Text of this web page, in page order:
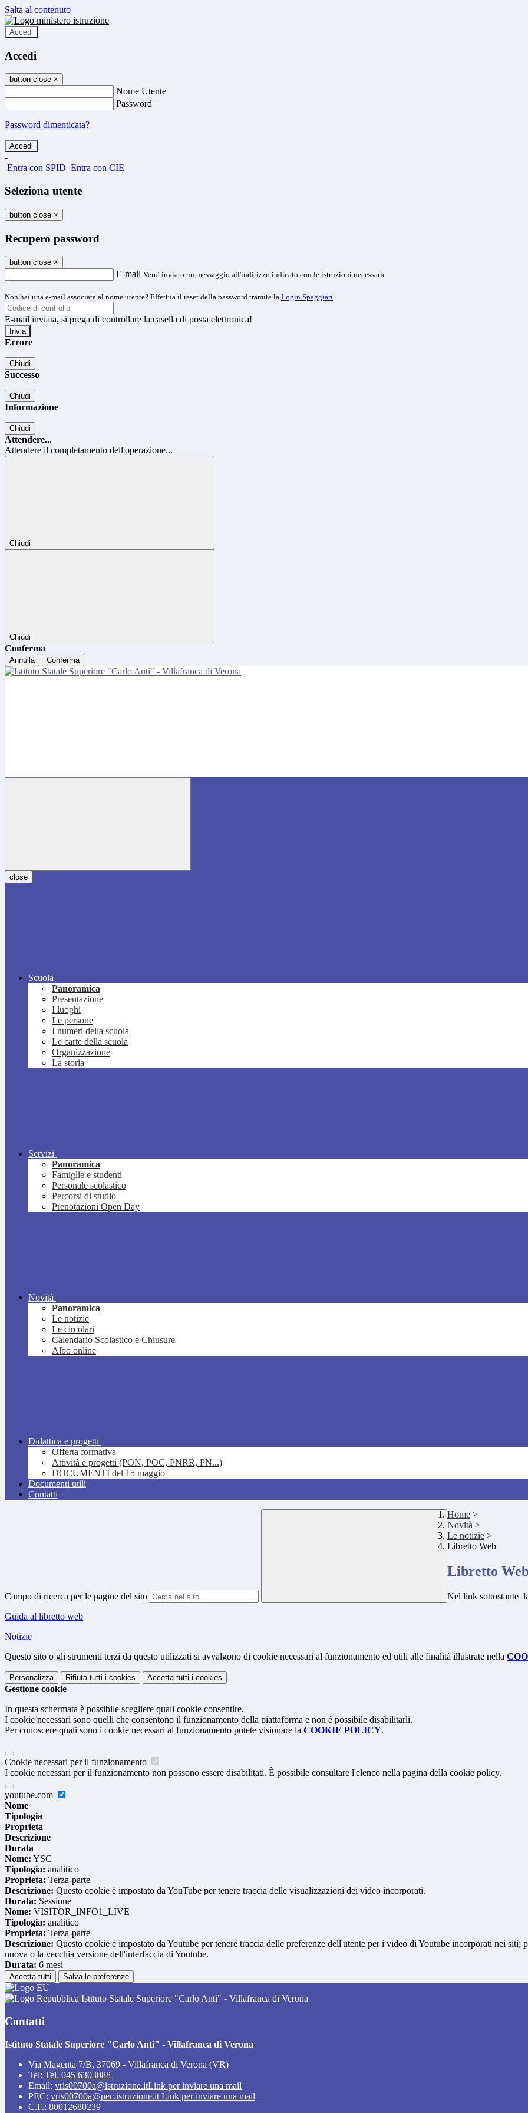
Salta al contenuto
Accedi
Accedi
button close ×
Nome Utente
Password
Password dimenticata?
-
Entra con SPID Entra con CIE
Seleziona utente
button close ×
Recupero password
button close ×
E-mail Verrà inviato un messaggio all'indirizzo indicato con le istruzioni necessarie.
Non hai una e-mail associata al nome utente? Effettua il reset della password tramite la Login Spaggiari
E-mail inviata, si prega di controllare la casella di posta elettronica!
Errore
Chiudi
Successo
Chiudi
Informazione
Chiudi
Attendere...
Attendere il completamento dell'operazione...
Chiudi
Chiudi
Conferma
Annulla Conferma
close
Scuola
Panoramica
Presentazione
I luoghi
Le persone
I numeri della scuola
Le carte della scuola
Organizzazione
La storia
Servizi
Panoramica
Famiglie e studenti
Personale scolastico
Percorsi di studio
Prenotazioni Open Day
Novità
Panoramica
Le notizie
Le circolari
Calendario Scolastico e Chiusure
Albo online
Didattica e progetti
Offerta formativa
Attività e progetti (PON, POC, PNRR, PN...)
DOCUMENTI del 15 maggio
Documenti utili
Contatti
Campo di ricerca per le pagine del sito
Home >
Novità >
Le notizie >
Libretto Web
Libretto
Nel link sottostante
Guida al libretto web
Notizie
Questo sito o gli strumenti terzi da questo utilizzati si avvalgono di cookie necessari al funzionamento ed utili alle finalità illustrate nella
Personalizza Rifiuta tutti i cookies Accetta tutti i cookies
Gestione cookie
In questa schermata è possibile scegliere quali cookie consentire.
I cookie necessari sono quelli che consentono il funzionamento della piattaforma e non è possibile disabilitarli.
Per conoscere quali sono i cookie necessari al funzionamento potete visionare la COOKIE POLICY.
Cookie necessari per il funzionamento
I cookie necessari per il funzionamento non possono essere disabilitati. È possibile consultare l'elenco nella pagina della cookie policy.
youtube.com
Nome
Tipologia
Proprieta
Descrizione
Durata
Nome: YSC
Tipologia: analitico
Proprieta: Terza-parte
Descrizione: Questo cookie è impostato da YouTube per tenere traccia delle visualizzazioni dei video incorporati.
Durata: Sessione
Nome: VISITOR_INFO1_LIVE
Tipologia: analitico
Proprieta: Terza-parte
Descrizione: Questo cookie è impostato da Youtube per tenere traccia delle preferenze dell'utente per i video di Youtube incorporati nei
nuova o la vecchia versione dell'interfaccia di Youtube.
Durata: 6 mesi
Accetta tutti Salva le preferenze
Istituto Statale Superiore "Carlo Anti" - Villafranca di Verona
Contatti
Istituto Statale Superiore "Carlo Anti" - Villafranca di Verona
Via Magenta 7/B, 37069 - Villafranca di Verona (VR)
Tel: Tel. 045 6303088
Email: vris00700a@istruzione.itLink per inviare una mail
PEC: vris00700a@pec.istruzione.it Link per inviare una mail
C.F.: 80012680239